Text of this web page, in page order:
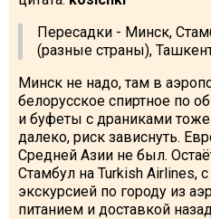
Пересадки - Минск,
(разные страны),
Минск не надо, там в
белорусское спиртное по
и буфеты с драниками тоже
далеко, риск зависнуть.
Средней Азии не был.
Стамбул на Turkish Airlines,
экскурсией по городу из
питанием и доставкой